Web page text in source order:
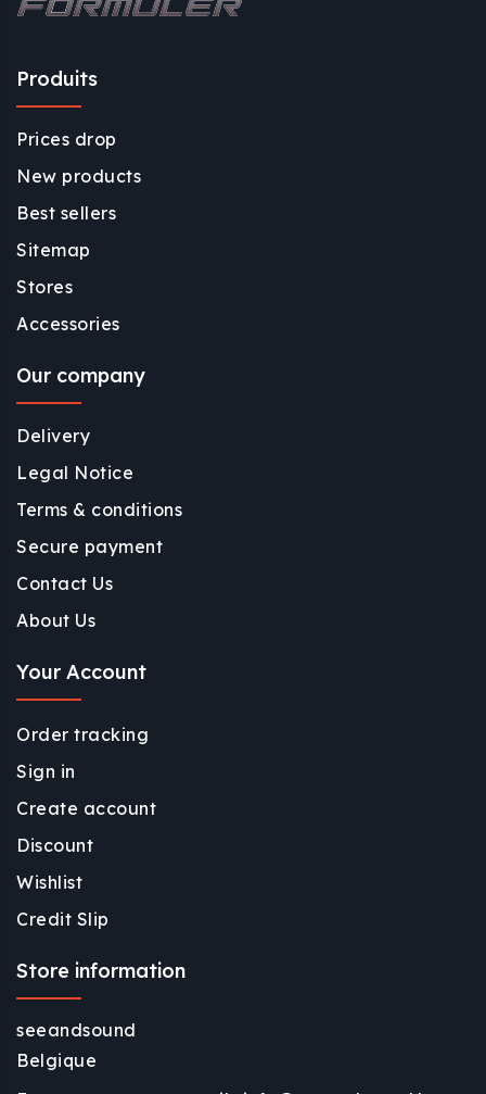
Produits
Prices drop
New products
Best sellers
Sitemap
Stores
Accessories
Our company
Delivery
Legal Notice
Terms & conditions
Secure payment
Contact Us
About Us
Your Account
Order tracking
Sign in
Create account
Discount
Wishlist
Credit Slip
Store information
seeandsound
Belgique